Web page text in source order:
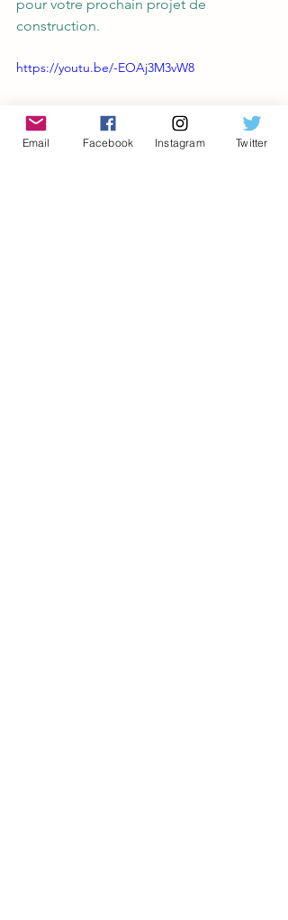
pour votre prochain projet de
construction.
https://youtu.be/-EOAj3M3vW8
Email Facebook Instagram Twitter